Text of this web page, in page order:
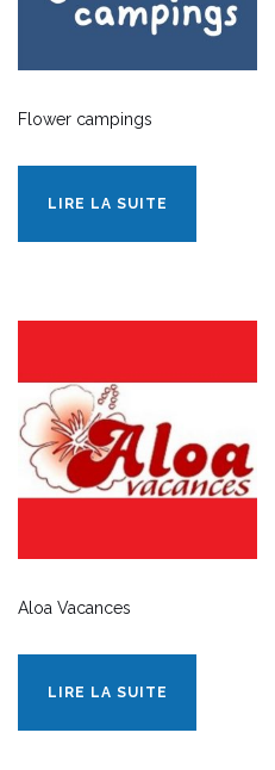
Flower campings
LIRE LA SUITE
Aloa Vacances
LIRE LA SUITE